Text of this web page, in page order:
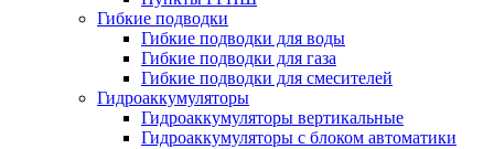
Гибкие подводки
Гибкие подводки для воды
Гибкие подводки для газа
Гибкие подводки для смесителей
Гидроаккумуляторы
Гидроаккумуляторы вертикальные
Гидроаккумуляторы с блоком автоматики